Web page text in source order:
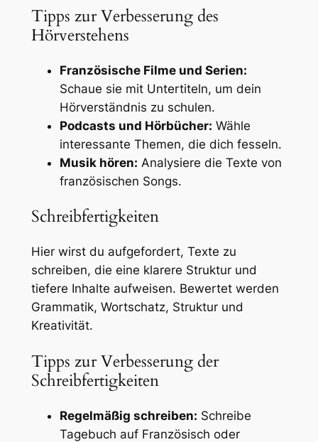
Tipps zur Verbesserung des
Hörverstehens
Französische Filme und Serien:
Schaue sie mit Untertiteln, um dein
Hörverständnis zu schulen.
Podcasts und Hörbücher: Wähle
interessante Themen, die dich fesseln.
Musik hören: Analysiere die Texte von
französischen Songs.
Schreibfertigkeiten
Hier wirst du aufgefordert, Texte zu
schreiben, die eine klarere Struktur und
tiefere Inhalte aufweisen. Bewertet werden
Grammatik, Wortschatz, Struktur und
Kreativität.
Tipps zur Verbesserung der
Schreibfertigkeiten
Regelmäßig schreiben: Schreibe
Tagebuch auf Französisch oder